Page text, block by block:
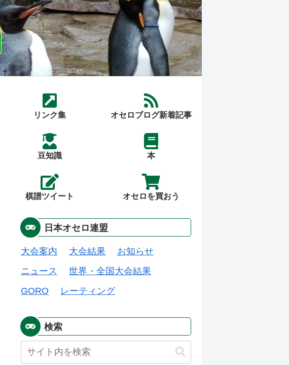
リンク集 オセロブログ新着記事
豆知識 本
棋譜ツイート オセロを買おう
日本オセロ連盟
大会案内 大会結果
お知らせ
ニュース
世界・全国大会結果
GORO
レーティング
検索